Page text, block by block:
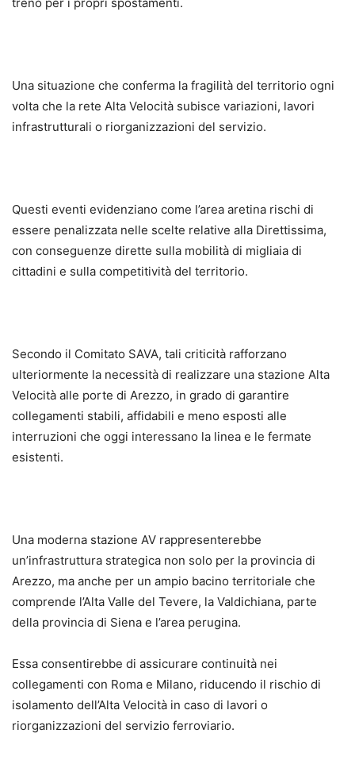
Una situazione che conferma la fragilità del territorio ogni
volta che la rete Alta Velocità subisce variazioni, lavori
infrastrutturali o riorganizzazioni del servizio.
Questi eventi evidenziano come l’area aretina rischi di
essere penalizzata nelle scelte relative alla Direttissima,
con conseguenze dirette sulla mobilità di migliaia di
cittadini e sulla competitività del territorio.
Secondo il Comitato SAVA, tali criticità rafforzano
ulteriormente la necessità di realizzare una stazione Alta
Velocità alle porte di Arezzo, in grado di garantire
collegamenti stabili, affidabili e meno esposti alle
interruzioni che oggi interessano la linea e le fermate
esistenti.
Una moderna stazione AV rappresenterebbe
un’infrastruttura strategica non solo per la provincia di
Arezzo, ma anche per un ampio bacino territoriale che
comprende l’Alta Valle del Tevere, la Valdichiana, parte
della provincia di Siena e l’area perugina.
Essa consentirebbe di assicurare continuità nei
collegamenti con Roma e Milano, riducendo il rischio di
isolamento dell’Alta Velocità in caso di lavori o
riorganizzazioni del servizio ferroviario.